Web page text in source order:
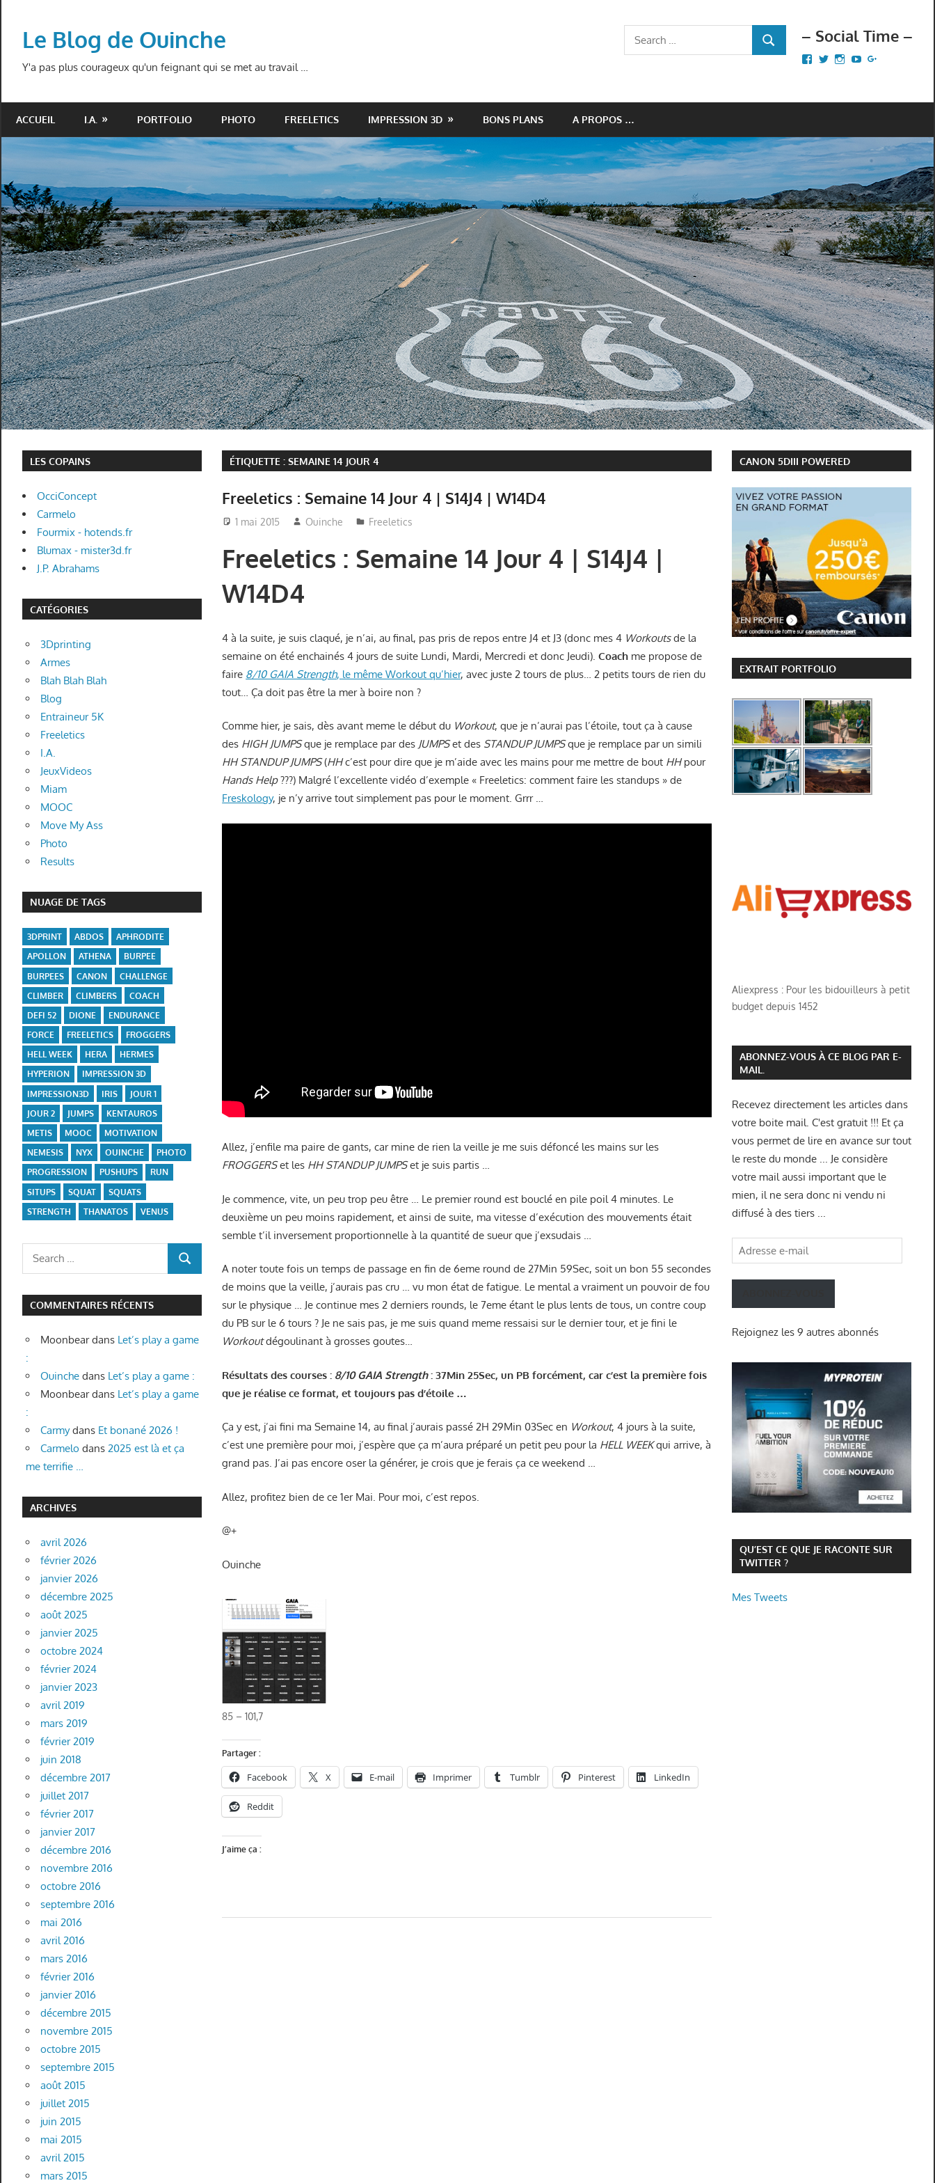
contentLe Blog de Ouinche
Y'a pas plus courageux qu'un feignant qui se met au travail …
– Social Time –
Facebook
TwitterInstagram
YouTube
Search
for:
SEARCH
ACCUEIL I.A. PORTFOLIO PHOTO FREELETICS IMPRESSION 3D BONS PLANS A PROPOS …
ÉTIQUETTE :SEMAINE 14 JOUR 4
Freeletics : Semaine 14 Jour 4 | S14J4 | W14D4
1 mai 2015 Ouinche Freeletics
Freeletics : Semaine 14 Jour 4 | S14J4 |
W14D4
4 à la suite, je suis claqué, je n’ai, au final, pas pris de repos entre J4 et J3 (donc mes 4 Workoutsde la
semaine on été enchainés 4 jours de suite Lundi, Mardi, Mercredi et donc Jeudi).Coach me propose de
faire 8/10 GAIA Strength, le même Workout qu’hier, avec juste 2 tours de plus… 2 petits tours de rien du
tout… Ça doit pas être la mer à boire non ?
Comme hier, je sais, dès avant meme le début du Workout, que je n’aurai pas l’étoile, tout ça à cause
des HIGH JUMPSque je remplace par des JUMPSet des STANDUP JUMPSque je remplace par un simili
HH STANDUP JUMPS(HHc’est pour dire que je m’aide avec les mains pour me mettre de bout HHpour
Hands Help???) Malgré l’excellente vidéo d’exemple « Freeletics: comment faire les standups » de
Freskology, je n’y arrive tout simplement pas pour le moment. Grrr …
Allez, j’enfile ma paire de gants, car mine de rien la veille je me suis défoncé les mains sur les
FROGGERSet les HH STANDUP JUMPSet je suis partis …
Je commence, vite, un peu trop peu être … Le premier round est bouclé en pile poil 4 minutes. Le
deuxième un peu moins rapidement, et ainsi de suite, ma vitesse d’exécution des mouvements était
semble t’il inversement proportionnelle à la quantité de sueur que j’exsudais …
A noter toute fois un temps de passage en fin de 6eme round de 27Min 59Sec, soit un bon 55 secondes
de moins que la veille, j’aurais pas cru … vu mon état de fatigue. Le mental a vraiment un pouvoir de fou
sur le physique … Je continue mes 2 derniers rounds, le 7eme étant le plus lents de tous, un contre coup
du PB sur le 6 tours ? Je ne sais pas, je me suis quand meme ressaisi sur le dernier tour, et je fini le
Workoutdégoulinant à grosses goutes…
Résultats des courses : 8/10 GAIA Strength: 37Min 25Sec, un PB forcément, car c’est la première fois
que je réalise ce format, et toujours pas d’étoile …
Ça y est, j’ai fini ma Semaine 14, au final j’aurais passé 2H 29Min 03Sec en Workout, 4 jours à la suite,
c’est une première pour moi, j’espère que ça m’aura préparé un petit peu pour la HELL WEEKqui arrive, à
grand pas. J’ai pas encore oser la générer, je crois que je ferais ça ce weekend …
Allez, profitez bien de ce 1er Mai. Pour moi, c’est repos.
@+
Ouinche
85 – 101,7
Partager :
Facebook X E-mail Imprimer Tumblr Pinterest LinkedIn
Reddit
J’aime ça :
LES COPAINS
OcciConcept
Carmelo
Fourmix - hotends.fr
Blumax - mister3d.fr
J.P. Abrahams
CATÉGORIES
3Dprinting
Armes
Blah Blah Blah
Blog
Entraineur 5K
Freeletics
I.A.
JeuxVideos
Miam
MOOC
Move My Ass
Photo
Results
NUAGE DE TAGS
3DPRINT ABDOS
APHRODITE
APOLLON
ATHENA
BURPEE
BURPEES
CANON
CHALLENGE
CLIMBER
CLIMBERS
COACH
DEFI 52
DIONE
ENDURANCE
FORCE
FREELETICS
FROGGERS
HELL WEEK
HERA
HERMES
HYPERION
IMPRESSION 3D
IMPRESSION3D
IRIS
JOUR 1
JOUR 2
JUMPS
KENTAUROS
METIS
MOOC
MOTIVATION
NEMESIS
NYX OUINCHE
PHOTO
PROGRESSION
PUSHUPS
RUN
SITUPS
SQUAT
SQUATS
STRENGTH
THANATOS VENUS
Search
SEARCH
COMMENTAIRES RÉCENTS
Moonbeardans Let’s play a game
:
Ouinchedans Let’s play a game :
Moonbeardans Let’s play a game
:
Carmydans Et bonané 2026 !
Carmelo dans 2025 est là et ça
me terrifie …
ARCHIVES
avril 2026
février 2026
janvier 2026
décembre 2025
août 2025
janvier 2025
octobre 2024
février 2024
janvier 2023
avril 2019
mars 2019
février 2019
juin 2018
décembre 2017
juillet 2017
février 2017
janvier 2017
décembre 2016
novembre 2016
octobre 2016
septembre 2016
mai 2016
avril 2016
mars 2016
février 2016
janvier 2016
décembre 2015
novembre 2015
octobre 2015
septembre 2015
août 2015
juillet 2015
juin 2015
mai 2015
avril 2015
mars 2015
CANON 5DIII POWERED
EXTRAIT PORTFOLIO
Aliexpress : Pour les bidouilleurs à petit
budget depuis 1452
ABONNEZ-VOUS À CE BLOG PAR E-
MAIL.
Recevez directement les articles dans
votre boite mail. C'est gratuit !!! Et ça
vous permet de lire en avance sur tout
le reste du monde ... Je considère
votre mail aussi important que le
mien, il ne sera donc ni vendu ni
diffusé à des tiers ...
Adresse
e-
mail
Rejoignez les 9 autres abonnés
QU’EST CE QUE JE RACONTE SUR
TWITTER ?
Mes Tweets